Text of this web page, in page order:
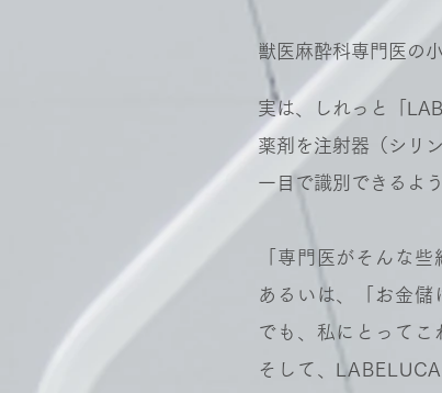
獣医麻酔科専門医の
実は、しれっと「
薬剤を注射器（シリ
一目で識別できるよ
「専門医がそんな
あるいは、「お金儲
でも、私にとってこ
そして、